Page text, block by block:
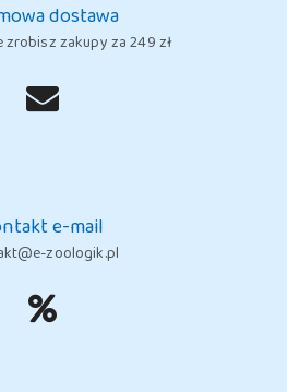
dostawa
zrobisz zakupy za 249 zł
e-mail
zoologik.pl